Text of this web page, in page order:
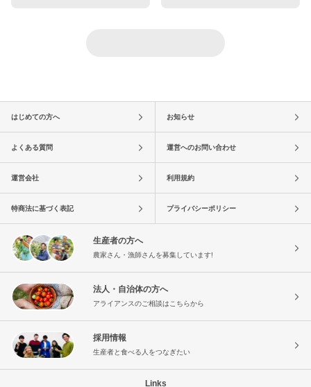
はじめての方へ お知らせ
よくある質問 運営へのお問い合わせ
運営会社 利用規約
特商法に基づく表記 プライバシーポリシー
生産者の方へ
農家さん・漁師さんを募集しています!
法人・自治体の方へ
アライアンスのご相談はこちらから
採用情報
生産者と食べる人をつなぎたい
Links